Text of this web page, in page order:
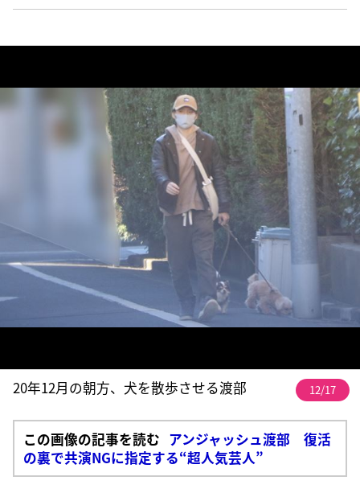
20年12月の朝方、犬を散歩させる渡部 12/17
この画像の記事を読む アンジャッシュ渡部 復活
の裏で共演NGに指定する“超人気芸人”